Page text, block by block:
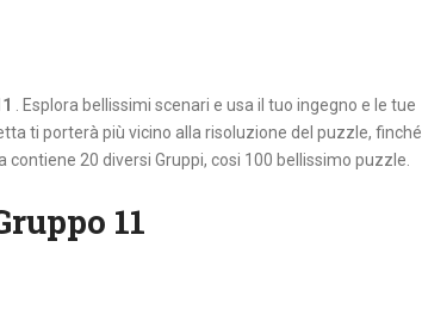
. Esplora bellissimi scenari e usa il tuo ingegno e le tue
ti porterà più vicino alla risoluzione del puzzle, finché
20 diversi Gruppi, cosi 100 bellissimo puzzle.
11